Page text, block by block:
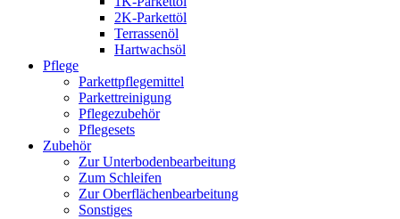
2K-Parkettöl
Terrassenöl
Hartwachsöl
Pflege
Parkettpflegemittel
Parkettreinigung
Pflegezubehör
Pflegesets
Zubehör
Zur Unterbodenbearbeitung
Zum Schleifen
Zur Oberflächenbearbeitung
Sonstiges